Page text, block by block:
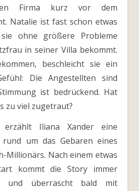
Firma kurz vor dem
Natalie ist fast schon etwas
ohne größere Probleme
in seiner Villa bekommt.
beschleicht sie ein
Die Angestellten sind
ist bedrückend. Hat
zu viel zugetraut?
Iliana Xander eine
um das Gebaren eines
Millionärs. Nach einem etwas
kommt die Story immer
und überrascht bald mit